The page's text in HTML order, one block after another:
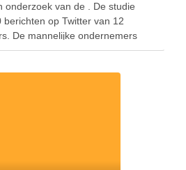
onderzoek van de . De studie
op Twitter van 12
De mannelijke ondernemers
waarin ze zichzelf promoten dan de